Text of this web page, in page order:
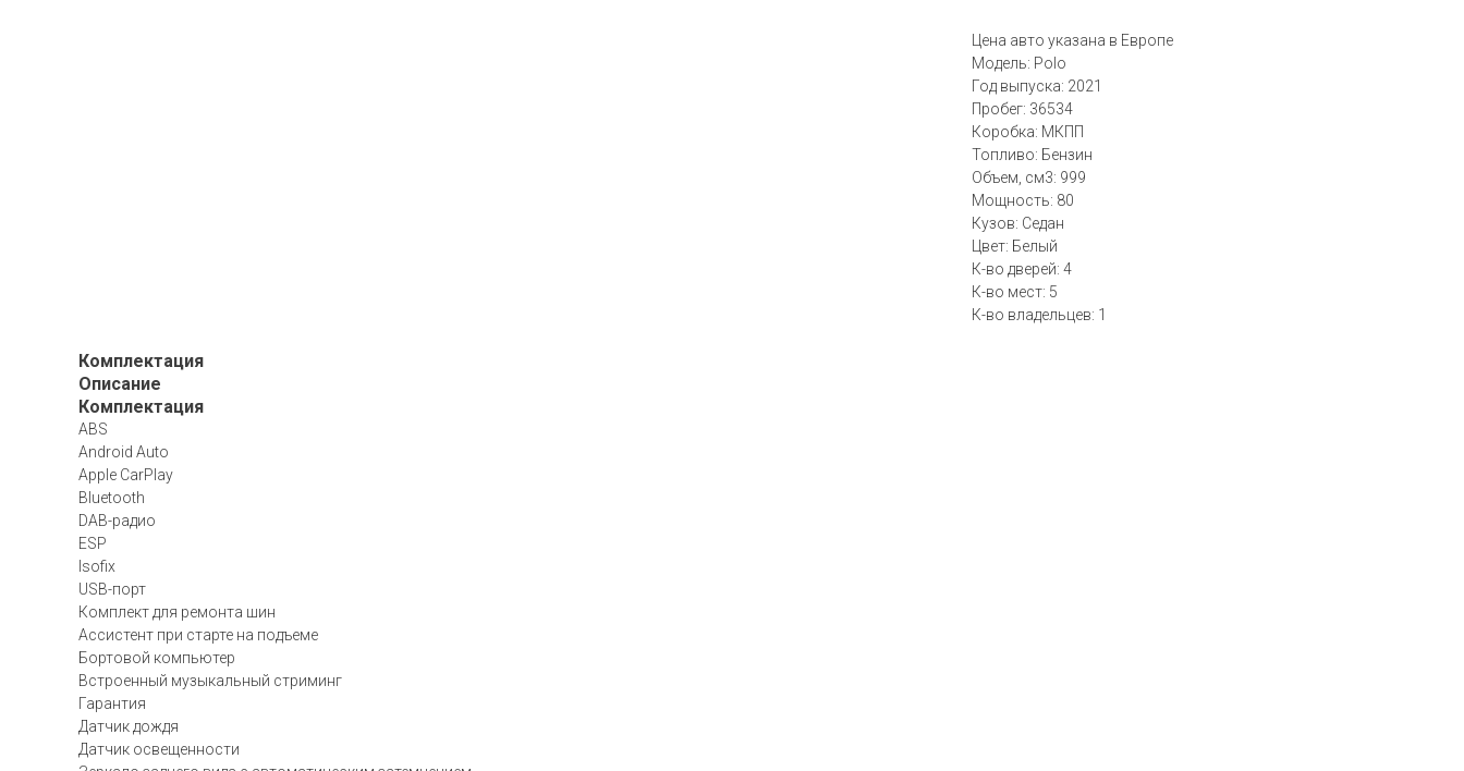
Цена авто указана в Европе
Модель: Polo
Год выпуска: 2021
Пробег: 36534
Коробка: МКПП
Топливо: Бензин
Объем, см3: 999
Мощность: 80
Кузов: Седан
Цвет: Белый
К-во дверей: 4
К-во мест: 5
К-во владельцев: 1
Комплектация
Описание
Комплектация
ABS
Android Auto
Apple CarPlay
Bluetooth
DAB-радио
ESP
Isofix
USB-порт
Комплект для ремонта шин
Ассистент при старте на подъеме
Бортовой компьютер
Встроенный музыкальный стриминг
Гарантия
Датчик дождя
Датчик освещенности